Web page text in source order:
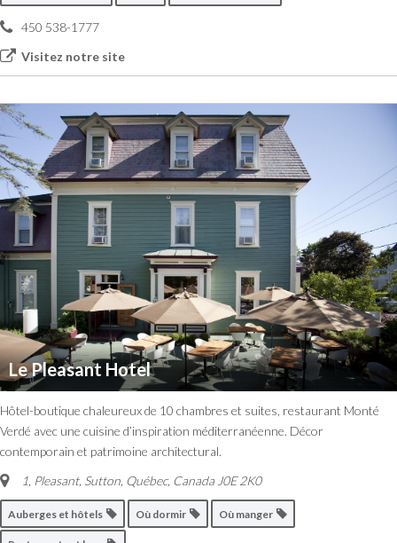
450 538-1777
Visitez notre site
Le Pleasant Hotel
Hôtel-boutique chaleureux de 10 chambres et suites, restaurant Monté
Verdé avec une cuisine d’inspiration méditerranéenne. Décor
contemporain et patrimoine architectural.
1, Pleasant, Sutton, Québec, Canada J0E 2K0
Auberges et hôtels Où dormir Où manger